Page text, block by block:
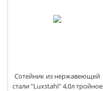
Сотейник из нержавеющей
стали "Luxstahl" 4,0л тройное